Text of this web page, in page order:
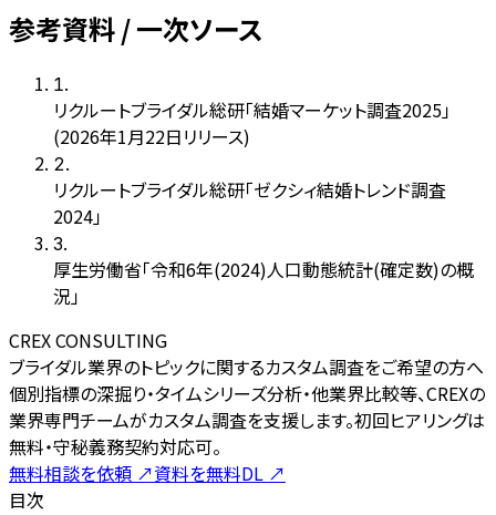
参考資料 / 一次ソース
1.
リクルートブライダル総研「結婚マーケット調査2025」
(2026年1月22日リリース)
2.
リクルートブライダル総研「ゼクシィ結婚トレンド調査
2024」
3.
厚生労働省「令和6年(2024)人口動態統計(確定数)の概
況」
CREX CONSULTING
ブライダル業界のトピックに関するカスタム調査をご希望の方へ
個別指標の深掘り・タイムシリーズ分析・他業界比較等、CREXの
業界専門チームがカスタム調査を支援します。初回ヒアリングは
無料・守秘義務契約対応可。
無料相談を依頼 ↗資料を無料DL ↗
目次